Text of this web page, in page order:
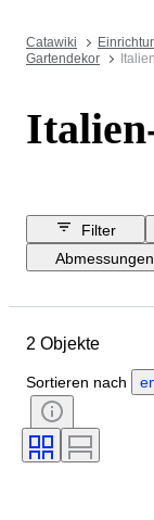
Catawiki
Gartendekor
Filter
Abmessungen
Herkunftsland
2 Objekte
Sortieren nach